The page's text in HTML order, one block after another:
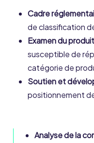
Cadre
de classification
Examen du produit
susceptible de
catégorie de
Soutien et
positionnement
Analyse de la